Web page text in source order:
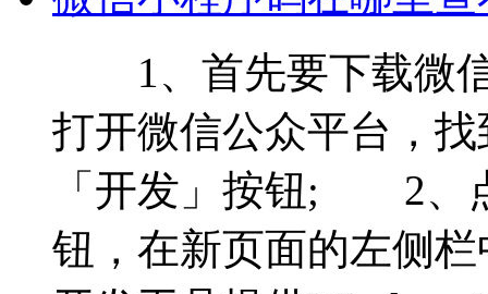
1、首先要下载微信
打开微信公众平台，
「开发」按钮; 2、
钮，在新页面的左侧